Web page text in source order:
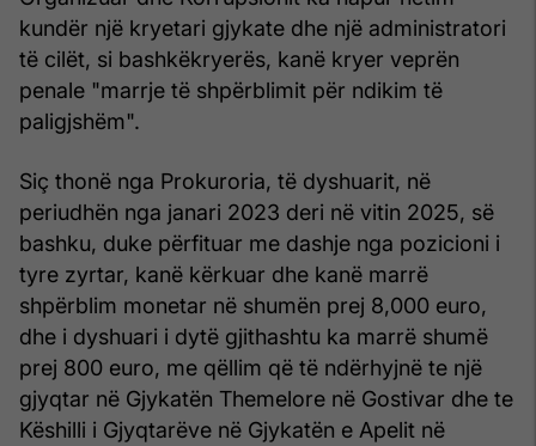
kundër një kryetari gjykate dhe një administratori
të cilët, si bashkëkryerës, kanë kryer veprën
penale "marrje të shpërblimit për ndikim të
paligjshëm".
Siç thonë nga Prokuroria, të dyshuarit, në
periudhën nga janari 2023 deri në vitin 2025, së
bashku, duke përfituar me dashje nga pozicioni i
tyre zyrtar, kanë kërkuar dhe kanë marrë
shpërblim monetar në shumën prej 8,000 euro,
dhe i dyshuari i dytë gjithashtu ka marrë shumë
prej 800 euro, me qëllim që të ndërhyjnë te një
gjyqtar në Gjykatën Themelore në Gostivar dhe te
Këshilli i Gjyqtarëve në Gjykatën e Apelit në